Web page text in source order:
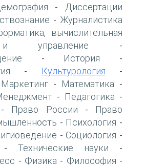
-
Диссертации
- Журналистика
вычислительная
управление -
- История -
- Культурология -
Маркетинг - Математика -
- Педагогика -
Право России -
Право
- Психология -
- Социология -
Технические науки -
- Физика - Философия -